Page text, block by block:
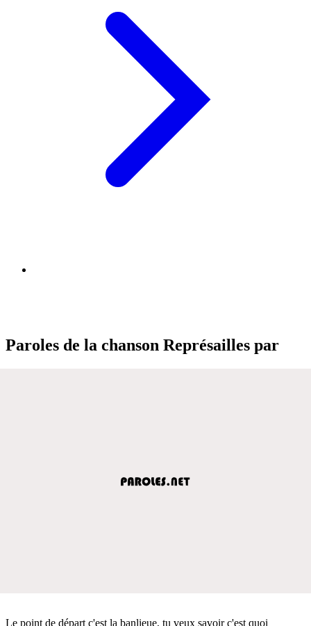
Paroles de la chanson Représailles par
Le point de départ c'est la banlieue, tu veux savoir c'est quoi